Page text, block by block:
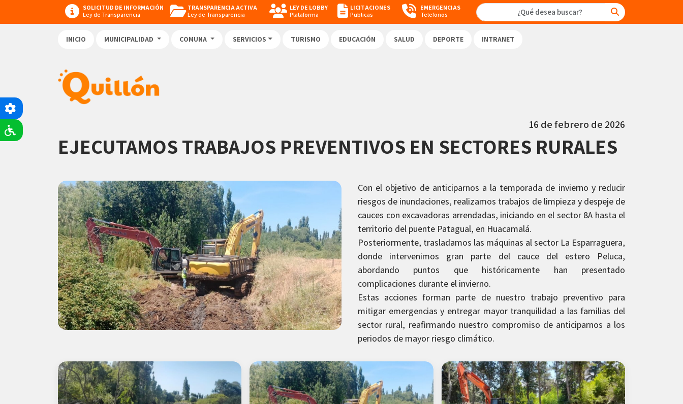
SOLICITUD DE INFORMACIÓN
Ley de Transparencia
TRANSPARENCIA ACTIVA
Ley de Transparencia
LEY DE LOBBY
Plataforma
LICITACIONES
Publicas
EMERGENCIAS
Telefonos
INICIO MUNICIPALIDAD COMUNA SERVICIOS TURISMO EDUCACIÓN SALUD DEPORTE INTRANET
16 de febrero de 2026
EJECUTAMOS TRABAJOS PREVENTIVOS EN SECTORES RURALES
Con el objetivo de anticiparnos a la temporada de invierno y reducir
riesgos de inundaciones, realizamos trabajos de limpieza y despeje de
cauces con excavadoras arrendadas, iniciando en el sector 8A hasta el
territorio del puente Patagual, en Huacamalá.
Posteriormente, trasladamos las máquinas al sector La Esparraguera,
donde intervenimos gran parte del cauce del estero Peluca,
abordando puntos que históricamente han presentado
complicaciones durante el invierno.
Estas acciones forman parte de nuestro trabajo preventivo para
mitigar emergencias y entregar mayor tranquilidad a las familias del
sector rural, reafirmando nuestro compromiso de anticiparnos a los
periodos de mayor riesgo climático.